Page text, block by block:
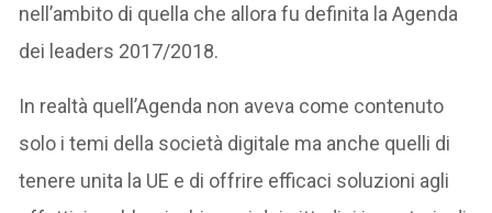
nell’ambito di quella che allora fu definita la Agenda
dei leaders 2017/2018.
In realtà quell’Agenda non aveva come contenuto
solo i temi della società digitale ma anche quelli di
tenere unita la UE e di offrire efficaci soluzioni agli